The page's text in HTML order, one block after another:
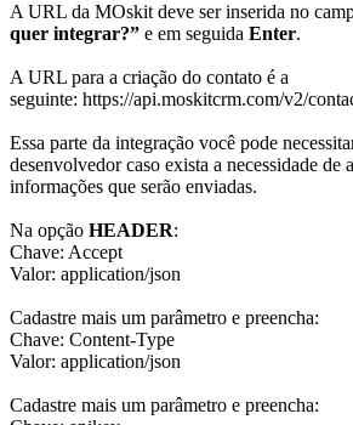
A URL da MOskit deve ser inserida no
quer integrar?” e em seguida Enter.
A URL para a criação do contato é a
seguinte: https://api.moskitcrm.com/v2/
Essa parte da integração você pode
desenvolvedor caso exista a necessidade de
informações que serão enviadas.
Na opção HEADER:
Chave: Accept
Valor: application/json
Cadastre mais um parâmetro e preencha:
Chave: Content-Type
Valor: application/json
Cadastre mais um parâmetro e preencha: